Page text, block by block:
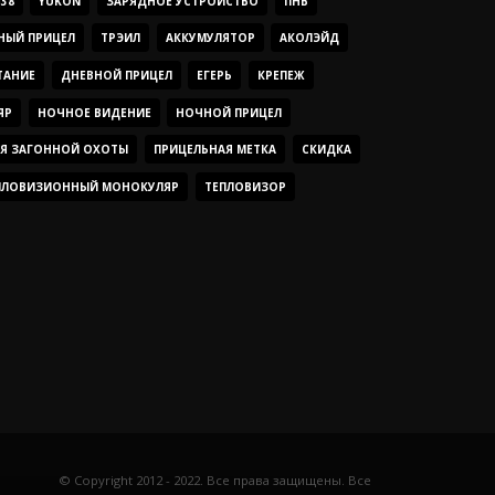
ПРИЦЕЛ ТРЭИЛ АККУМУЛЯТОР АКОЛЭЙД
ДНЕВНОЙ ПРИЦЕЛ ЕГЕРЬ КРЕПЕЖ
НОЧНОЕ ВИДЕНИЕ НОЧНОЙ ПРИЦЕЛ
ЗАГОННОЙ ОХОТЫ ПРИЦЕЛЬНАЯ МЕТКА СКИДКА
МОНОКУЛЯР ТЕПЛОВИЗОР
© Copyright 2012 - 2022. Все права защищены. Все